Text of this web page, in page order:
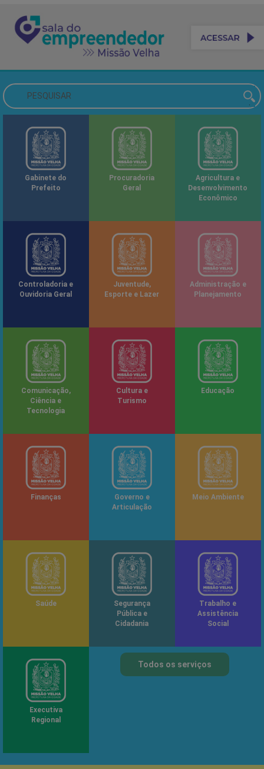
Gabinete do
Prefeito
Procuradoria
Geral
Agricultura e
Desenvolvimento
Econômico
Controladoria e
Ouvidoria Geral
Juventude,
Esporte e Lazer
Administração e
Planejamento
Comunicação,
Ciência e
Tecnologia
Cultura e
Turismo
Educação
Finanças
Governo e
Articulação
Meio Ambiente
Saúde
Segurança
Pública e
Cidadania
Trabalho e
Assistência
Social
Executiva
Regional
Todos os serviços